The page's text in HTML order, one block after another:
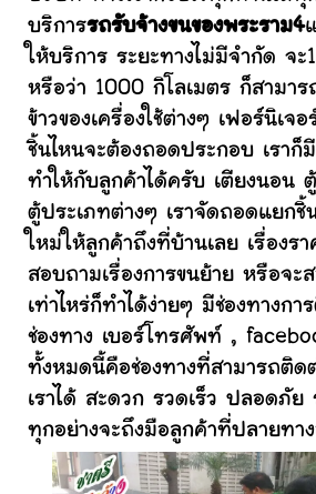
บริการรถรับจ้างขนของพระราม4
ให้บริการ ระยะทางไม่มีจำกัด จะ
หรือว่า 1000 กิโลเมตร ก็สามาร
ข้าวของเครื่องใช้ต่างๆ เฟอร์นิเจ
ชิ้นไหนจะต้องถอดประกอบ เรา
ทำให้กับลูกค้าได้ครับ เตียงนอน ตู้
ตู้ประเภทต่างๆ เราจัดถอดแยกชิ้
ใหม่ให้ลูกค้าถึงที่บ้านเลย เรื่องร
สอบถามเรื่องการขนย้าย หรือจะ
เท่าไหร่ก็ทำได้ง่ายๆ มีช่องทางกา
ช่องทาง เบอร์โทรศัพท์ ,
ทั้งหมดนี้คือช่องทางที่สามารถติด
เราได้ สะดวก รวดเร็ว ปลอดภัย
ทุกอย่างจะถึงมือลูกค้าที่ปลายทา